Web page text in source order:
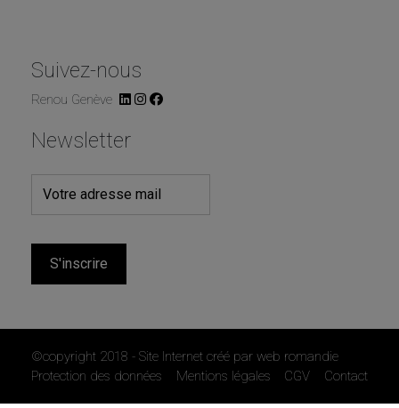
Suivez-nous
Renou Genève
Newsletter
S'inscrire
©copyright 2018 - Site Internet créé par web romandie
Protection des données
Mentions légales CGV Contact